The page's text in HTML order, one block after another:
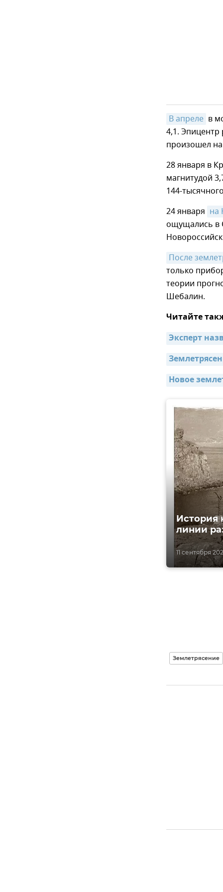
В апреле в
4,1. Эпицентр
произошел
28 января в
магнитудой
144-
24 января на
ощущались в
После
только
теории
Шебалин.
Читайте
Эксперт
Новое
11 сентября
История
линии
Землетрясение